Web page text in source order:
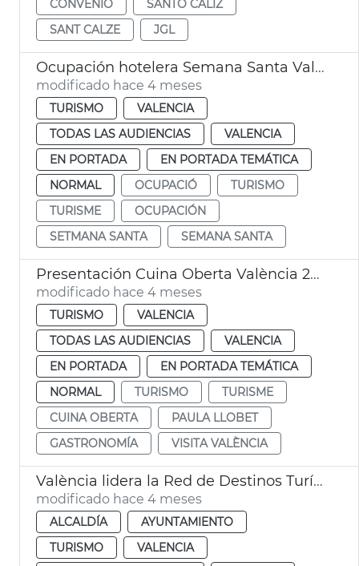
CONVENIO
SANTO CÁLIZ
SANT CALZE
JGL
Ocupación hotelera Semana Santa València
modificado hace 4 meses
TURISMO
VALENCIA
TODAS LAS AUDIENCIAS
VALENCIA
EN PORTADA
EN PORTADA TEMÁTICA
NORMAL
OCUPACIÓ
TURISMO
TURISME
OCUPACIÓN
SETMANA SANTA
SEMANA SANTA
Presentación Cuina Oberta València 2026
modificado hace 4 meses
TURISMO
VALENCIA
TODAS LAS AUDIENCIAS
VALENCIA
EN PORTADA
EN PORTADA TEMÁTICA
NORMAL
TURISMO
TURISME
CUINA OBERTA
PAULA LLOBET
GASTRONOMÍA
VISITA VALÈNCIA
València lidera la Red de Destinos Turísticos Urbanos
modificado hace 4 meses
ALCALDÍA
AYUNTAMIENTO
TURISMO
VALENCIA